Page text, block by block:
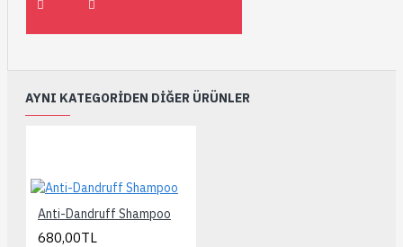
AYNI KATEGORIDEN DIĞER ÜRÜNLER
Anti-Dandruff Shampoo
680,00TL